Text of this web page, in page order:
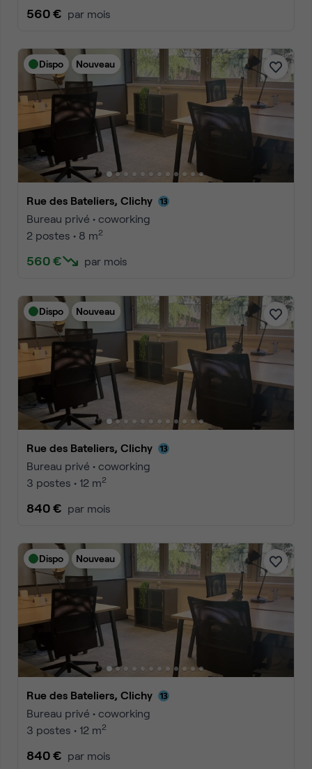
560 € par mois
Dispo Nouveau
Rue des Bateliers, Clichy
Bureau privé • coworking
2 postes • 8 m2
560 € par mois
Dispo Nouveau
Rue des Bateliers, Clichy
Bureau privé • coworking
3 postes • 12 m2
840 € par mois
Dispo Nouveau
Rue des Bateliers, Clichy
Bureau privé • coworking
3 postes • 12 m2
840 € par mois